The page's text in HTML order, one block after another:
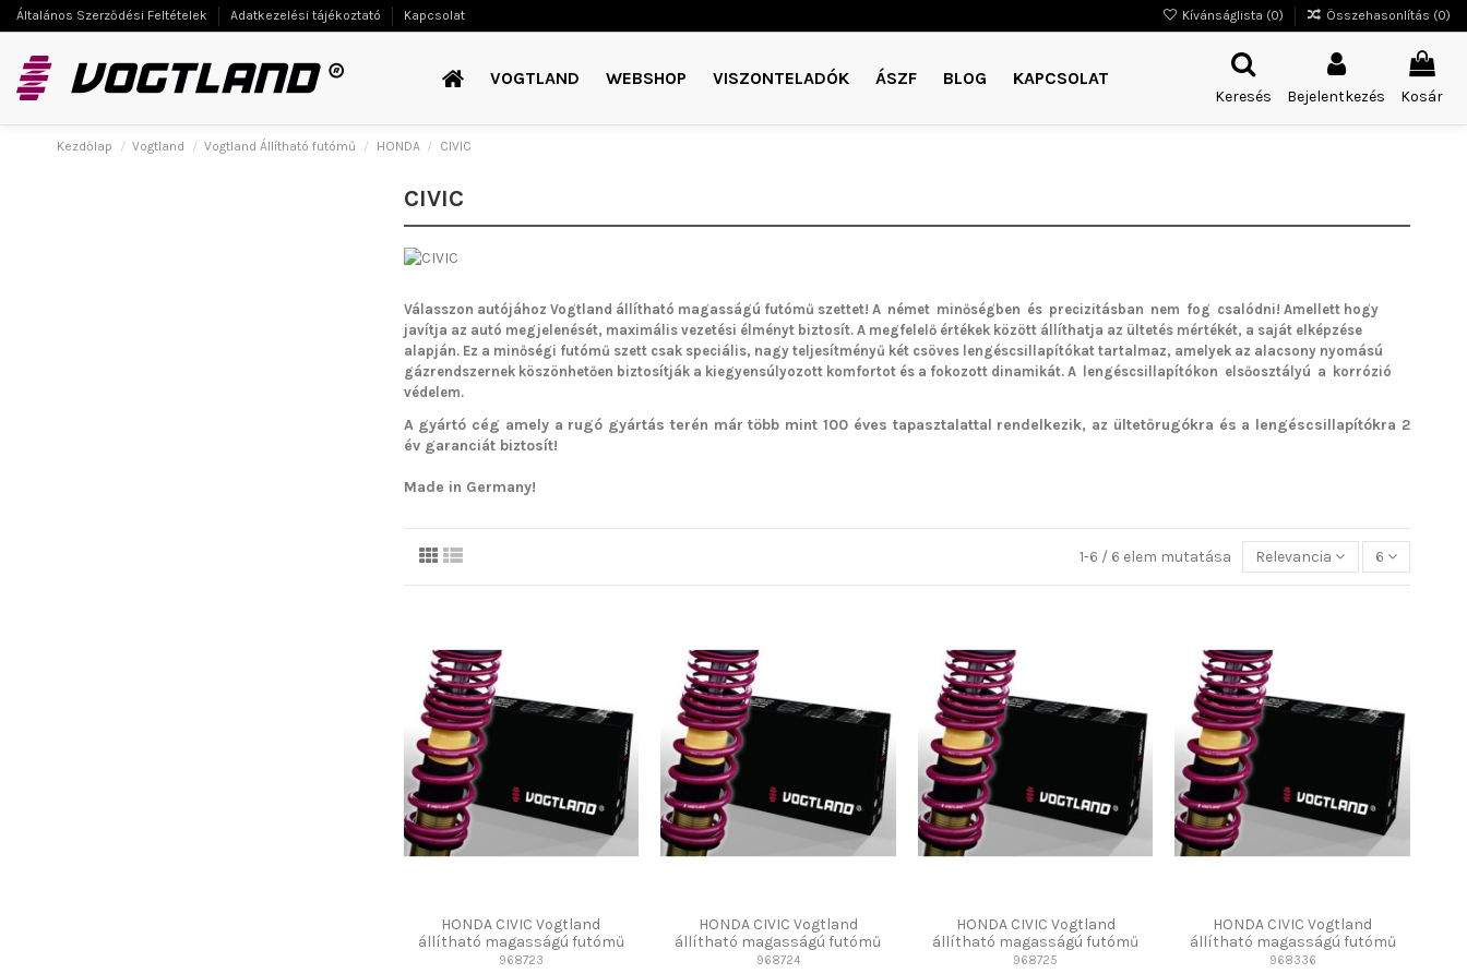
Általános Szerződési Feltételek Adatkezelési tájékoztató Kapcsolat Kívánságlista (0) Összehasonlítás (0)
VOGTLAND WEBSHOP VISZONTELADÓK ÁSZF BLOG KAPCSOLAT
Keresés Bejelentkezés Kosár
Kezdőlap Vogtland Vogtland Állítható futómű HONDA CIVIC
CIVIC
Válasszon autójához Vogtland állítható magasságú futómű szettet! A német minőségben és precizitásban nem fog csalódni! Amellett hogy
javítja az autó megjelenését, maximális vezetési élményt biztosít. A megfelelő értékek között állíthatja az ültetés mértékét, a saját elképzése
alapján. Ez a minőségi futómű szett csak speciális, nagy teljesítményű két csöves lengéscsillapítókat tartalmaz, amelyek az alacsony nyomású
gázrendszernek köszönhetően biztosítják a kiegyensúlyozott komfortot és a fokozott dinamikát. A lengéscsillapítókon elsőosztályú a korrózió
védelem.
A gyártó cég amely a rugó gyártás terén már több mint 100 éves tapasztalattal rendelkezik, az ültetőrugókra és a lengéscsillapítókra 2
év garanciát biztosít!
Made in Germany!
1-6 / 6 elem mutatása Relevancia 6
HONDA CIVIC Vogtland
állítható magasságú futómű
968723
HONDA CIVIC Vogtland
állítható magasságú futómű
968724
HONDA CIVIC Vogtland
állítható magasságú futómű
968725
HONDA CIVIC Vogtland
állítható magasságú futómű
968336